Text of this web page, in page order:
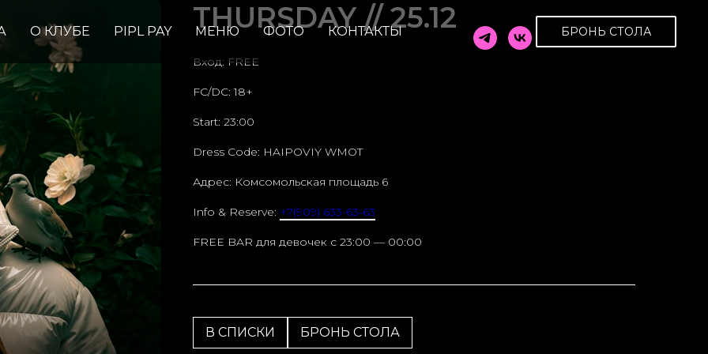
О КЛУБЕ PIPL PAY МЕНЮ ФОТО КОНТАКТЫ БРОНЬ СТОЛА
THURSDAY // 25.12
Вход: FREE
FC/DC: 18+
Start: 23:00
Dress Code: HAIPOVIY WMOT
Адрес: Комсомольская площадь 6
Info & Reserve: +7(909) 633-63-63
FREE BAR для девочек c 23:00 — 00:00
В СПИСКИ БРОНЬ СТОЛА